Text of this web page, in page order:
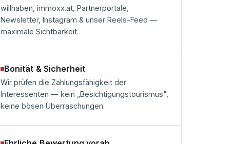
willhaben, immoxx.at, Partnerportale,
Newsletter, Instagram & unser Reels-Feed —
maximale Sichtbarkeit.
Bonität & Sicherheit
Wir prüfen die Zahlungsfähigkeit der
Interessenten — kein „Besichtigungs­tourismus",
keine bösen Überraschungen.